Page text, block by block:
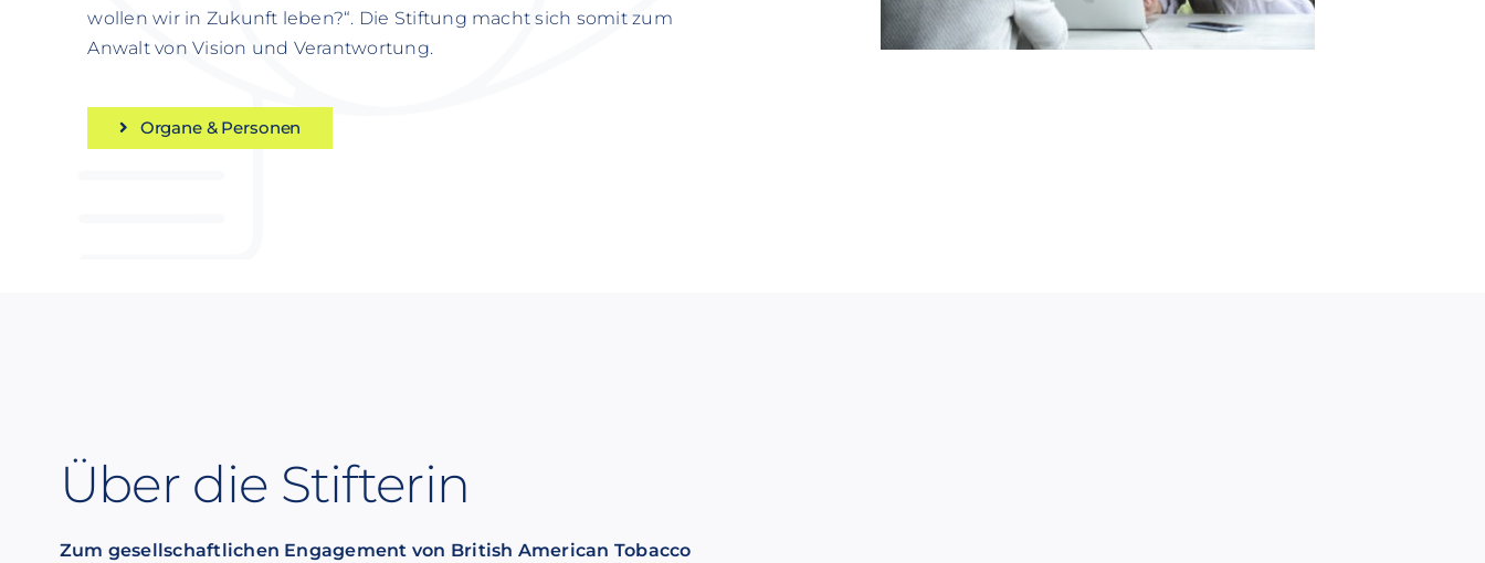
wollen wir in Zukunft leben?“. Die Stiftung macht sich somit zum
Anwalt von Vision und Verantwortung.
Organe & Personen
Über die Stifterin
Zum gesellschaftlichen Engagement von British American Tobacco